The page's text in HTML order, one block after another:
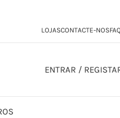
LOJASCONTACTE-NOS
ENTRAR /